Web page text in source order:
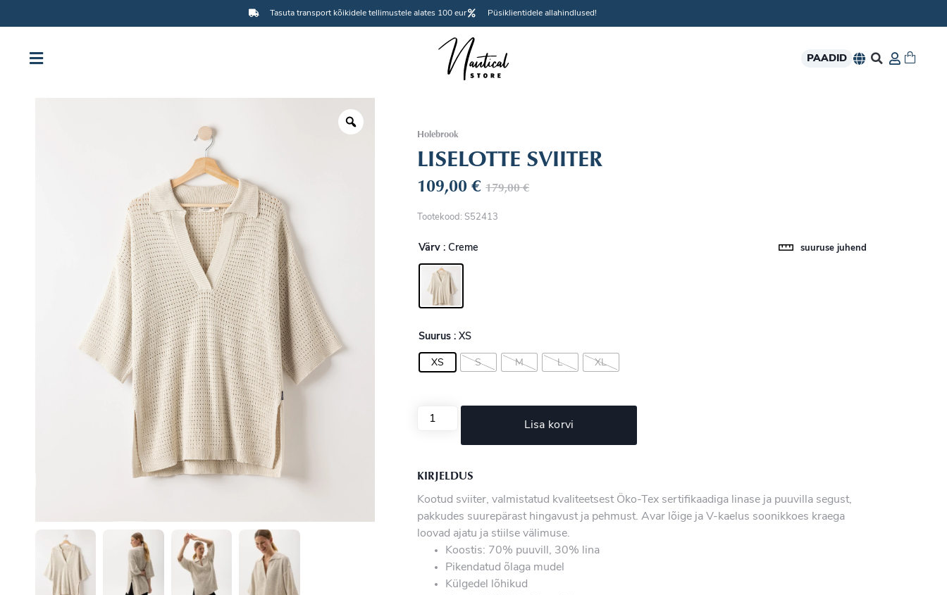
Tasuta transport kõikidele tellimustele alates 100 eur Püsiklientidele allahindlused!
PAADID
Holebrook
LISELOTTE SVIITER
109,00€ 179,00€
Tootekood: S52413
Värv : Creme
Suurus : XS
XS S M L XL
suuruse juhend
Lisa korvi
KIRJELDUS
Kootud sviiter, valmistatud kvaliteetsest Öko-Tex sertifikaadiga linase ja puuvilla segust,
pakkudes suurepärast hingavust ja pehmust. Avar lõige ja V-kaelus soonikkoes kraega
loovad ajatu ja stiilse välimuse.
Koostis: 70% puuvill, 30% lina
Pikendatud õlaga mudel
Külgedel lõhikud